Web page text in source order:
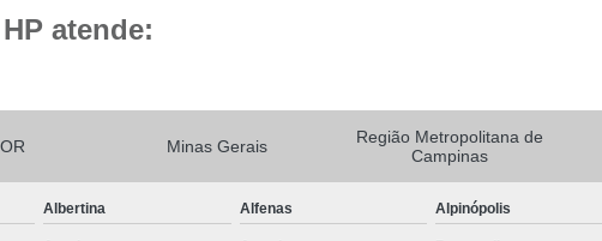
Camisa Masculina Manga Longa Social
Camisa Social de Manga Longa
Camisa Social Manga Longa Masculina
atende:
Minas Gerais
Região Metropolitana de
Campinas
Albertina Alfenas Alpinópolis